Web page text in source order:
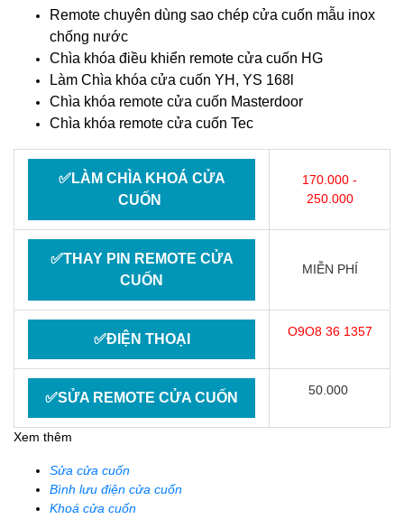
Remote chuyên dùng sao chép cửa cuốn mẫu inox
chống nước
Chìa khóa điều khiển remote cửa cuốn HG
Làm Chìa khóa cửa cuốn YH, YS 168l
Chìa khóa remote cửa cuốn Masterdoor
Chìa khóa remote cửa cuốn Tec
✅LÀM CHÌA KHOÁ CỬA
CUỐN
170.000 -
250.000
✅THAY PIN REMOTE CỬA
CUỐN
MIỄN PHÍ
✅ĐIỆN THOẠI O9O8 36 1357
✅SỬA REMOTE CỬA CUỐN 50.000
Xem thêm
Sửa cửa cuốn
Bình lưu điện cửa cuốn
Khoá cửa cuốn